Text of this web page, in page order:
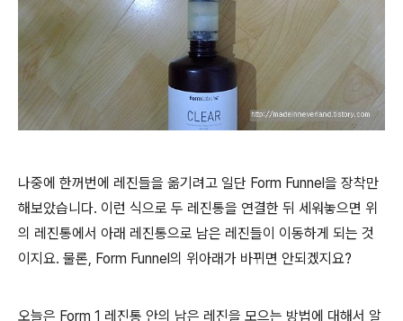
나중에 한꺼번에 레진들을 옮기려고 일단 Form Funnel을 장착만
해보았습니다. 이런 식으로 두 레진통을 연결한 뒤 세워놓으면 위
의 레진통에서 아래 레진통으로 남은 레진들이 이동하게 되는 것
이지요. 물론, Form Funnel의 위아래가 바뀌면 안되겠지요?
오늘은 Form 1 레진통 안의 남은 레진을 모으는 방법에 대해서 알